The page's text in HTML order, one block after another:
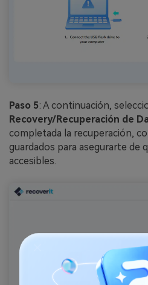
Paso 5: A continuación,
Recovery/Recuperación de
completada la recuperación,
guardados para asegurarte de
accesibles.󠀲󠀡󠀩󠀣󠀡󠀩󠀣󠀡󠀦